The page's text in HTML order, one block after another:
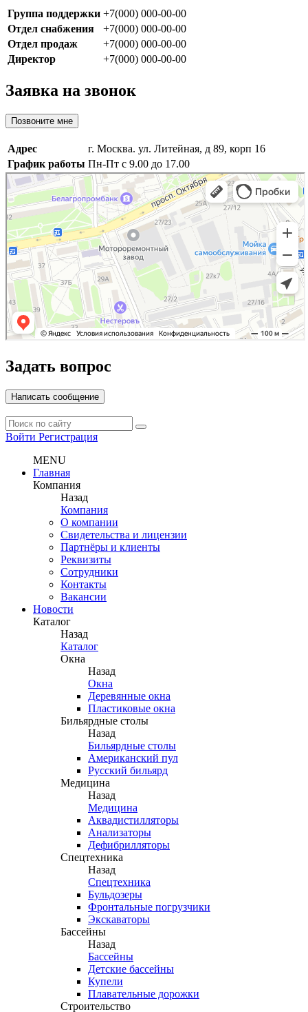
Группа поддержки +7(000) 000-00-00
Отдел снабжения
+7(000) 000-00-00
Отдел продаж
+7(000) 000-00-00
Директор
+7(000) 000-00-00
Заявка на звонок
Позвоните мне
Адрес
г. Москва. ул. Литейная, д 89, корп 16
График работы Пн-Пт с 9.00 до 17.00
Задать вопрос
Написать сообщение
Войти Регистрация
MENU
Главная
Компания
Назад
Компания
О компании
Свидетельства и лицензии
Партнёры и клиенты
Реквизиты
Сотрудники
Контакты
Вакансии
Новости
Каталог
Назад
Каталог
Окна
Назад
Окна
Деревянные окна
Пластиковые окна
Бильярдные столы
Назад
Бильярдные столы
Американский пул
Русский бильярд
Медицина
Назад
Медицина
Аквадистилляторы
Анализаторы
Дефибрилляторы
Спецтехника
Назад
Спецтехника
Бульдозеры
Фронтальные погрузчики
Экскаваторы
Бассейны
Назад
Бассейны
Детские бассейны
Купели
Плавательные дорожки
Строительство